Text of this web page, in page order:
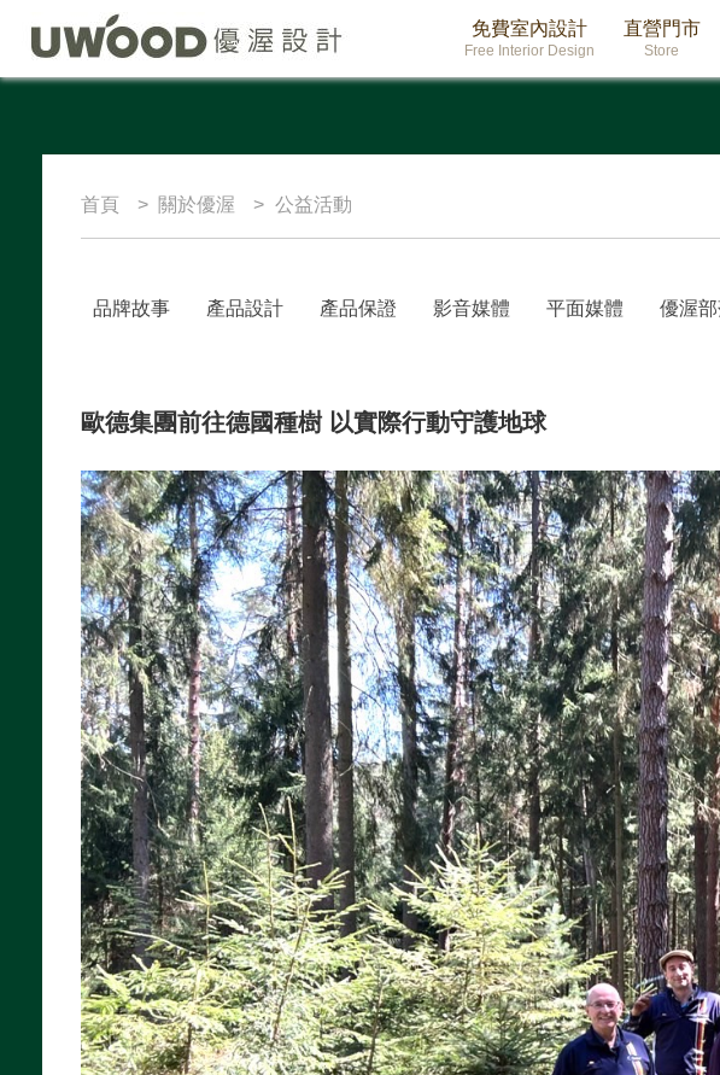
免費室內設計
Free Interior Design
直營門市
Store
首頁 關於優渥 公益活動
品牌故事 產品設計 產品保證 影音媒體 平面媒體 優渥
歐德集團前往德國種樹 以實際行動守護地球